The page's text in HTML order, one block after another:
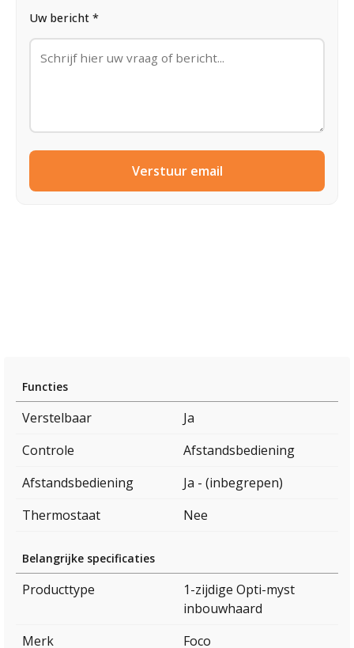
Uw bericht *
Verstuur email
Functies
Verstelbaar
Ja
Controle
Afstandsbediening
Afstandsbediening
Ja - (inbegrepen)
Thermostaat
Nee
Belangrijke specificaties
Producttype
1-zijdige Opti-myst
inbouwhaard
Merk
Foco